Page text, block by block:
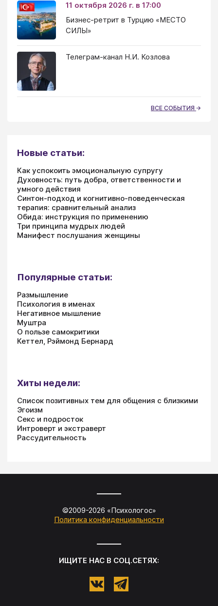
11 октября 2026 г. в 17:00
Бизнес-ретрит в Турцию «МЕСТО
СИЛЫ»
Телеграм-канал Н.И. Козлова
ВСЕ СОБЫТИЯ
Новые статьи:
Как успокоить эмоциональную супругу
Духовность: путь добра, ответственности и
умного действия
Синтон-подход и когнитивно-поведенческая
терапия: сравнительный анализ
Обида: инструкция по применению
Три принципа мудрых людей
Манифест послушания женщины
Популярные статьи:
Размышление
Психология в именах
Негативное мышление
Муштра
О пользе самокритики
Кеттел, Рэймонд Бернард
Хиты недели:
Список позитивных тем для общения с близкими
Эгоизм
Секс и подросток
Интроверт и экстраверт
Рассудительность
©2009-2026 «Психологос»
Политика конфиденциальности
ИЩИТЕ НАС В СОЦ.СЕТЯХ: